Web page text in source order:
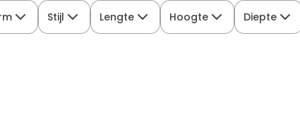
Stijl Lengte Hoogte Diepte